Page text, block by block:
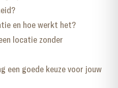
en hoe werkt het?
locatie zonder
een goede keuze voor jouw